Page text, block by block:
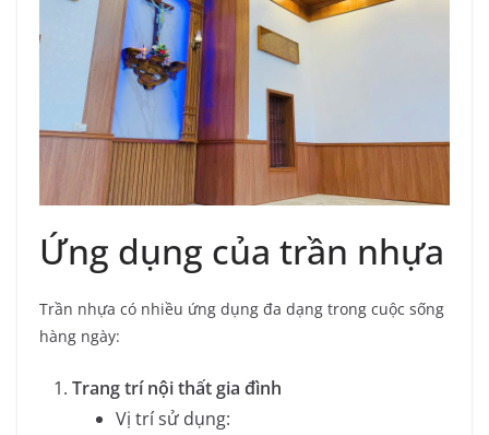
Ứng dụng của trần nhựa
Trần nhựa có nhiều ứng dụng đa dạng trong cuộc sống
hàng ngày:
Trang trí nội thất gia đình
Vị trí sử dụng: